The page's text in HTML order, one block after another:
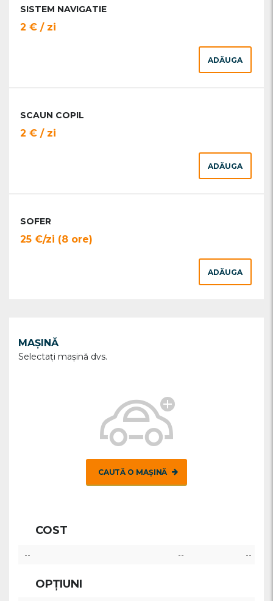
SISTEM NAVIGATIE
2 € / zi
ADĂUGA
SCAUN COPIL
2 € / zi
ADĂUGA
SOFER
25 €/zi (8 ore)
ADĂUGA
MAȘINĂ
Selectați maşină dvs.
CAUTĂ O MAȘINĂ
COST
-- -- --
OPȚIUNI